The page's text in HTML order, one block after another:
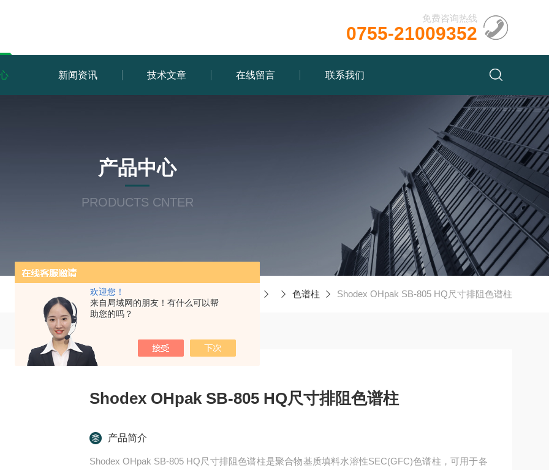
欢迎您！
来自局域网的朋友！有什么可以帮
助您的吗？
免费咨询热线
0755-21009352
新闻资讯 技术文章 在线留言 联系我们
产品中心
PRODUCTS CNTER
色谱柱 Shodex OHpak SB-805 HQ尺寸排阻色谱柱
Shodex OHpak SB-805 HQ尺寸排阻色谱柱
产品简介
Shodex OHpak SB-805 HQ尺寸排阻色谱柱是聚合物基质填料水溶性SEC(GFC)色谱柱，可用于各